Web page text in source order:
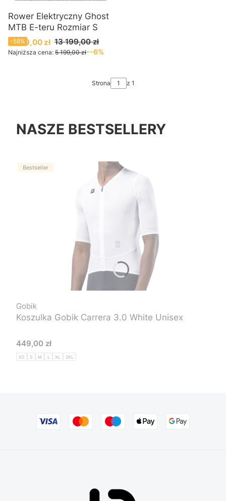
Rower Elektryczny Ghost
MTB E-teru Rozmiar S
Cena promocyjna
5 499,00 zł 13 199,00 zł
-58%
Najniższa cena: 5 199,00 zł--6%
Strona z 1
NASZE BESTSELLERY
Bestseller
Koszulka Gobik Carrera 3.0 White Unisex
Gobik
Cena
449,00 zł
XS S M L XL 2XL